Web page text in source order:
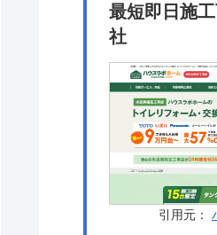
最短即日施
社
引用元：